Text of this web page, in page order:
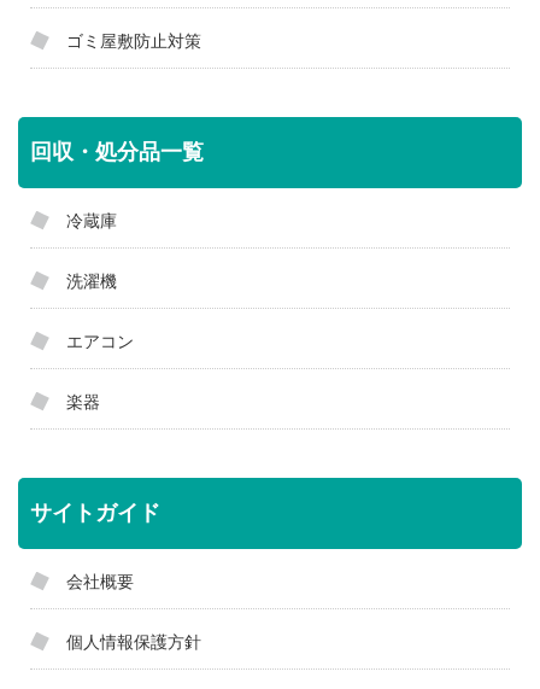
ゴミ屋敷防止対策
回収・処分品一覧
冷蔵庫
洗濯機
エアコン
楽器
サイトガイド
会社概要
個人情報保護方針